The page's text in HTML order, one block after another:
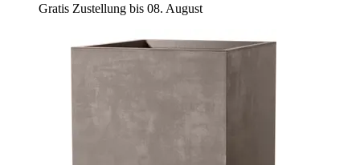
Gratis Zustellung bis 08. August